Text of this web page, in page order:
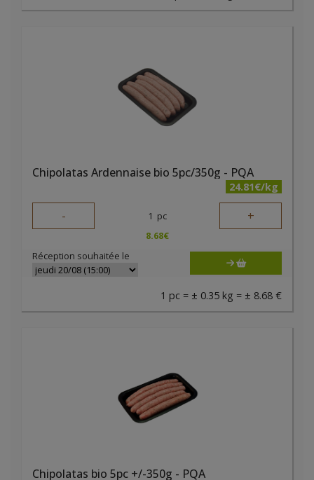
Chipolatas Ardennaise bio 5pc/350g - PQA
24.81€/kg
- 1 pc +
8.68€
Réception souhaitée le
1 pc = ± 0.35 kg = ± 8.68 €
Chipolatas bio 5pc +/-350g - PQA